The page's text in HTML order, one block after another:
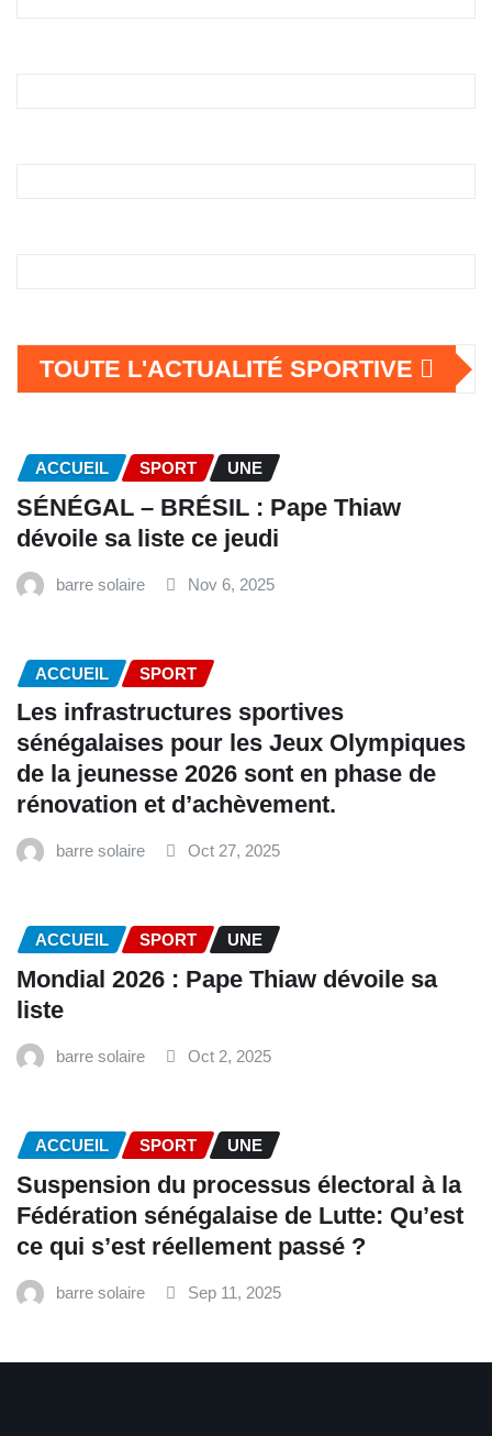
TOUTE L'ACTUALITÉ SPORTIVE
ACCUEIL SPORT UNE
SÉNÉGAL – BRÉSIL : Pape Thiaw
dévoile sa liste ce jeudi
barre solaire Nov 6, 2025
ACCUEIL SPORT
Les infrastructures sportives
sénégalaises pour les Jeux Olympiques
de la jeunesse 2026 sont en phase de
rénovation et d’achèvement.
barre solaire Oct 27, 2025
ACCUEIL SPORT UNE
Mondial 2026 : Pape Thiaw dévoile sa
liste
barre solaire Oct 2, 2025
ACCUEIL SPORT UNE
‎Suspension du processus électoral à la
Fédération sénégalaise de Lutte: Qu’est
ce qui s’est réellement passé ? ‎‎
barre solaire Sep 11, 2025